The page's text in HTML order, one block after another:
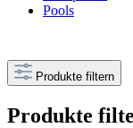
Pools
Produkte filtern
Produkte